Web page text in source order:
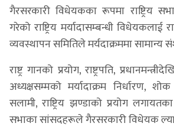
गैरसरकारी विधेयकका रूपमा राष्ट्रिय
गरेको राष्ट्रिय मर्यादासम्बन्धी विधेयकलाई
व्यवस्थापन समितिले मर्यदाक्रममा सामान्य
राष्ट्र गानको प्रयोग, राष्ट्रपति,
अध्यक्षसम्मको मर्यादाक्रम निर्धारण,
सलामी, राष्ट्रिय झण्डाको प्रयोग
सभाका सांसदहरूले गैरसरकारी विधेयक